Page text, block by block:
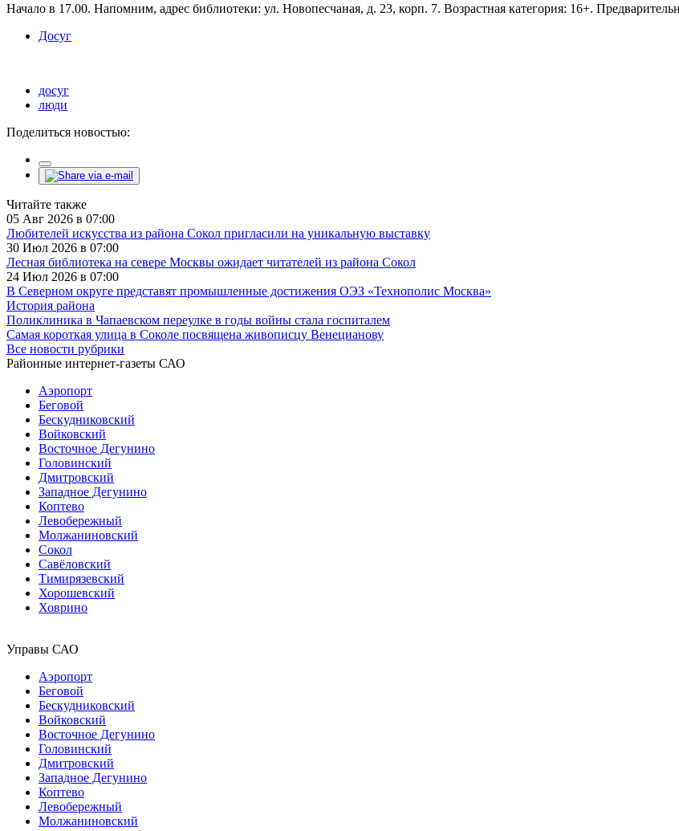
Начало в 17.00. Напомним, адрес библиотеки: ул. Новопесчаная, д. 23, корп. 7. Возрастная категория: 16+.
Досуг
досуг
люди
Поделиться новостью:
Читайте также
05 Авг 2026 в 07:00
Любителей искусства из района Сокол пригласили на уникальную выставку
30 Июл 2026 в 07:00
Лесная библиотека на севере Москвы ожидает читателей из района Сокол
24 Июл 2026 в 07:00
В Северном округе представят промышленные достижения ОЭЗ «Технополис Москва»
История района
Поликлиника в Чапаевском переулке в годы войны стала госпиталем
Самая короткая улица в Соколе посвящена живописцу Венецианову
Все новости рубрики
Районные интернет-газеты САО
Аэропорт
Беговой
Бескудниковский
Войковский
Восточное Дегунино
Головинский
Дмитровский
Западное Дегунино
Коптево
Левобережный
Молжаниновский
Сокол
Савёловский
Тимирязевский
Хорошевский
Ховрино
Управы САО
Аэропорт
Беговой
Бескудниковский
Войковский
Восточное Дегунино
Головинский
Дмитровский
Западное Дегунино
Коптево
Левобережный
Молжаниновский